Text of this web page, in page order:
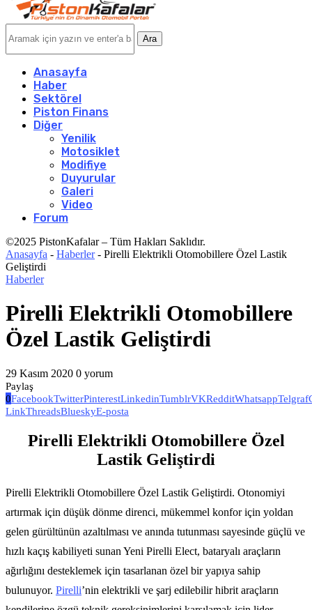
Ara
Anasayfa
Haber
Sektörel
Piston Finans
Diğer
Yenilik
Motosiklet
Modifiye
Duyurular
Galeri
Video
Forum
©2025 PistonKafalar – Tüm Hakları Saklıdır.
Anasayfa - Haberler- Pirelli Elektrikli Otomobillere Özel Lastik
Geliştirdi
Haberler
Pirelli Elektrikli Otomobillere
Özel Lastik Geliştirdi
29 Kasım 2020 0 yorum
Paylaş
0FacebookTwitterPinterestLinkedinTumblrVKRedditWhatsappTelgraf
LinkThreadsBlueskyE-posta
Pirelli Elektrikli Otomobillere Özel
Lastik Geliştirdi
Pirelli Elektrikli Otomobillere Özel Lastik Geliştirdi. Otonomiyi
artırmak için düşük dönme direnci, mükemmel konfor için yoldan
gelen gürültünün azaltılması ve anında tutunması sayesinde güçlü ve
hızlı kaçış kabiliyeti sunan Yeni Pirelli Elect, bataryalı araçların
ağırlığını desteklemek için tasarlanan özel bir yapıya sahip
bulunuyor. Pirelli’nin elektrikli ve şarj edilebilir hibrit araçların